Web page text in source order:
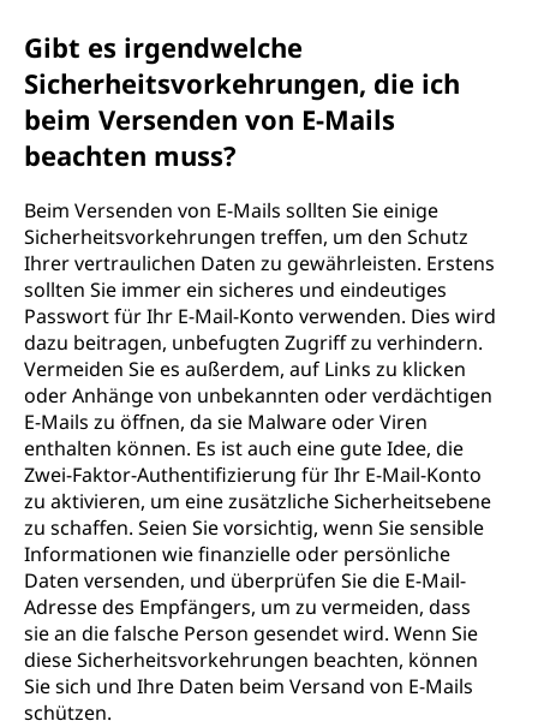
Gibt es irgendwelche
Sicherheitsvorkehrungen, die ich
beim Versenden von E-Mails
beachten muss?
Beim Versenden von E-Mails sollten Sie einige
Sicherheitsvorkehrungen treffen, um den Schutz
Ihrer vertraulichen Daten zu gewährleisten. Erstens
sollten Sie immer ein sicheres und eindeutiges
Passwort für Ihr E-Mail-Konto verwenden. Dies wird
dazu beitragen, unbefugten Zugriff zu verhindern.
Vermeiden Sie es außerdem, auf Links zu klicken
oder Anhänge von unbekannten oder verdächtigen
E-Mails zu öffnen, da sie Malware oder Viren
enthalten können. Es ist auch eine gute Idee, die
Zwei-Faktor-Authentifizierung für Ihr E-Mail-Konto
zu aktivieren, um eine zusätzliche Sicherheitsebene
zu schaffen. Seien Sie vorsichtig, wenn Sie sensible
Informationen wie finanzielle oder persönliche
Daten versenden, und überprüfen Sie die E-Mail-
Adresse des Empfängers, um zu vermeiden, dass
sie an die falsche Person gesendet wird. Wenn Sie
diese Sicherheitsvorkehrungen beachten, können
Sie sich und Ihre Daten beim Versand von E-Mails
schützen.